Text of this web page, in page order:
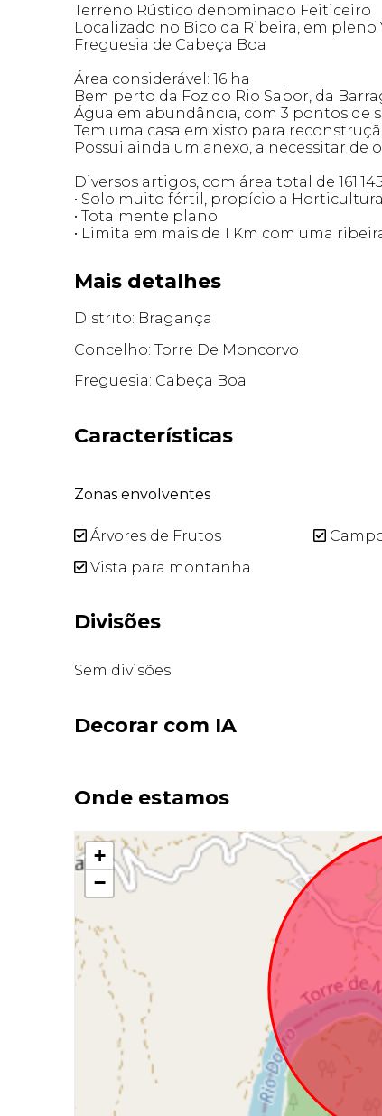
Terreno Rústico denominado Feiticeiro
Localizado no Bico da Ribeira, em pleno
Freguesia de Cabeça Boa
Área considerável: 16 ha
Bem perto da Foz do Rio Sabor, da
Água em abundância, com 3 pontos de
Tem uma casa em xisto para
Possui ainda um anexo, a necessitar de
Diversos artigos, com área total de
• Solo muito fértil, propício a
• Totalmente plano
• Limita em mais de 1 Km com uma
Mais detalhes
Distrito: Bragança
Concelho: Torre De Moncorvo
Freguesia: Cabeça Boa
Características
Zonas envolventes
Árvores de Frutos
Vista para montanha
Divisões
Sem divisões
Decorar com IA
Onde estamos
+
−